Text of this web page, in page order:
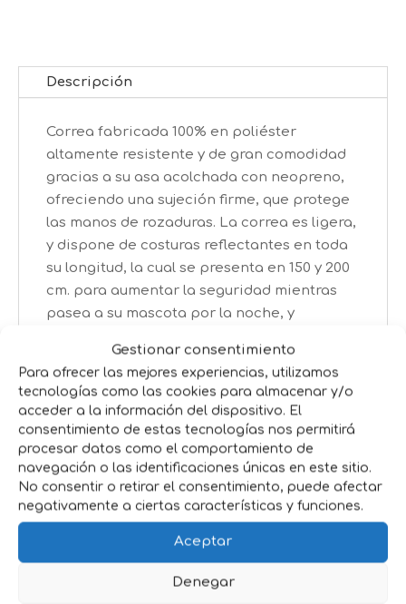
Gestionar consentimiento
Para ofrecer las mejores experiencias, utilizamos
tecnologías como las cookies para almacenar y/o
acceder a la información del dispositivo. El
consentimiento de estas tecnologías nos permitirá
procesar datos como el comportamiento de
navegación o las identificaciones únicas en este sitio.
No consentir o retirar el consentimiento, puede afectar
negativamente a ciertas características y funciones.
Aceptar
Denegar
Descripción
Correa fabricada 100% en poliéster
altamente resistente y de gran comodidad
gracias a su asa acolchada con neopreno,
ofreciendo una sujeción firme, que protege
las manos de rozaduras. La correa es ligera,
y dispone de costuras reflectantes en toda
su longitud, la cual se presenta en 150 y 200
cm. para aumentar la seguridad mientras
pasea a su mascota por la noche, y
arnés o collar. Recomendable para perros
desde 1 Kg hasta 40 Kg.
Color: Naranja .
Talla: M
Productos relacionados